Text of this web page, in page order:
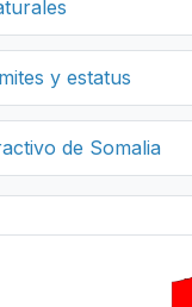
y estatus
de Somalia